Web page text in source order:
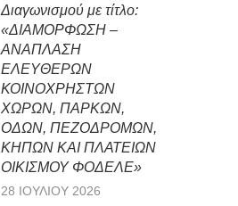
Διαγωνισμού με τίτλο:
«ΔΙΑΜΟΡΦΩΣΗ –
ΑΝΑΠΛΑΣΗ
ΕΛΕΥΘΕΡΩΝ
ΚΟΙΝΟΧΡΗΣΤΩΝ
ΧΩΡΩΝ, ΠΑΡΚΩΝ,
ΟΔΩΝ, ΠΕΖΟΔΡΟΜΩΝ,
ΚΗΠΩΝ ΚΑΙ ΠΛΑΤΕΙΩΝ
ΟΙΚΙΣΜΟΥ ΦΟΔΕΛΕ»
28 ΙΟΥΛΊΟΥ 2026